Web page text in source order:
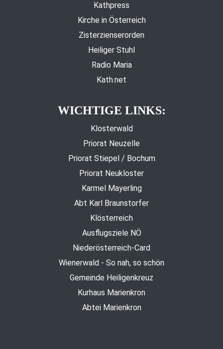
Kathpress
Kirche in Österreich
Zisterzienserorden
Heiliger Stuhl
Radio Maria
Kath.net
WICHTIGE LINKS:
Klosterwald
Priorat Neuzelle
Priorat Stiepel / Bochum
Priorat Neukloster
Karmel Mayerling
Abt Karl Braunstorfer
Klösterreich
Ausflugsziele NÖ
Niederösterreich-Card
Wienerwald - So nah, so schön
Gemeinde Heiligenkreuz
Kurhaus Marienkron
Abtei Marienkron